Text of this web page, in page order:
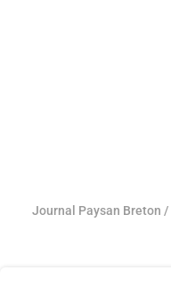
Journal Paysan Breton /